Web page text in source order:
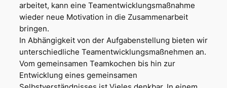
arbeitet, kann eine Teamentwicklungsmaßnahme
wieder neue Motivation in die Zusammenarbeit
bringen.
In Abhängigkeit von der Aufgabenstellung bieten wir
unterschiedliche Teamentwicklungsmaßnehmen an.
Vom gemeinsamen Teamkochen bis hin zur
Entwicklung eines gemeinsamen